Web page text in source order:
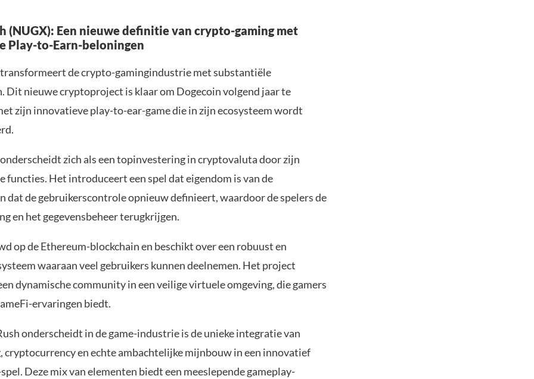
(NUGX): Een nieuwe definitie van crypto-gaming met
Play-to-Earn-beloningen
transformeert de crypto-gamingindustrie met substantiële
Dit nieuwe cryptoproject is klaar om Dogecoin volgend jaar te
zijn innovatieve play-to-ear-game die in zijn ecosysteem wordt
zich als een topinvestering in cryptovaluta door zijn
functies. Het introduceert een spel dat eigendom is van de
dat de gebruikerscontrole opnieuw definieert, waardoor de spelers de
en het gegevensbeheer terugkrijgen.
op de Ethereum-blockchain en beschikt over een robuust en
waaraan veel gebruikers kunnen deelnemen. Het project
dynamische community in een veilige virtuele omgeving, die gamers
ervaringen biedt.
onderscheidt in de game-industrie is de unieke integratie van
cryptocurrency en echte ambachtelijke mijnbouw in een innovatief
Deze mix van elementen biedt een meeslepende gameplay-